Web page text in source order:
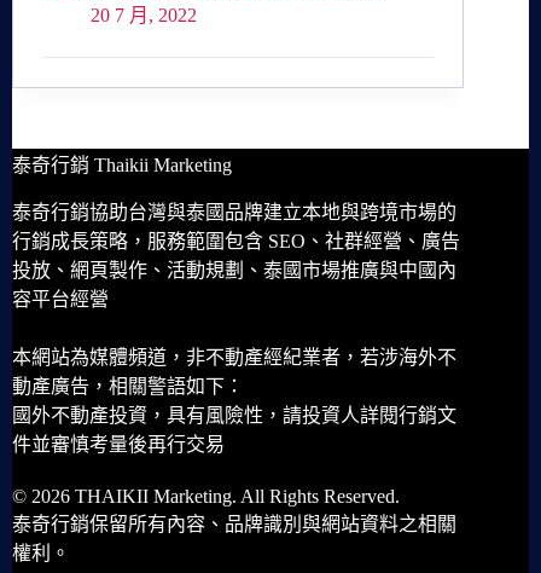
20 7 月, 2022
泰奇行銷 Thaikii Marketing
泰奇行銷協助台灣與泰國品牌建立本地與跨境市場的
行銷成長策略，服務範圍包含 SEO、社群經營、廣告
投放、網頁製作、活動規劃、泰國市場推廣與中國內
容平台經營
本網站為媒體頻道，非不動產經紀業者，若涉海外不
動產廣告，相關警語如下：
國外不動產投資，具有風險性，請投資人詳閱行銷文
件並審慎考量後再行交易
© 2026 THAIKII Marketing. All Rights Reserved.
泰奇行銷保留所有內容、品牌識別與網站資料之相關
權利。